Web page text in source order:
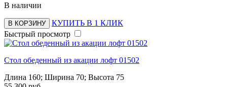
В наличии
В КОРЗИНУ
КУПИТЬ В 1 КЛИК
Быстрый просмотр
Стол обеденный из акации лофт 01502
Длина 160; Ширина 70; Высота 75